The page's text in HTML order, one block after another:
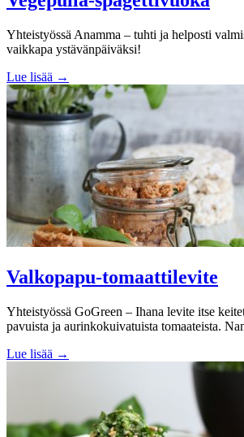
Yhteistyössä Anamma – tuhti ja helposti
vaikkapa ystävänpäiväksi!
Lue lisää →
Valkopapu-tomaattilevite
Yhteistyössä GoGreen – Ihana levite itse
pavuista ja aurinkokuivatuista tomaateista.
Lue lisää →